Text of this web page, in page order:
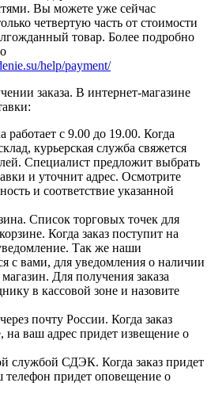
Вы можете уже сейчас
четвертую часть от стоимости
товар. Более подробно
help/payment/
заказа. В интернет-магазине
работает с 9.00 до 19.00. Когда
курьерская служба свяжется
Специалист предложит выбрать
и уточнит адрес. Осмотрите
и соответствие указанной
Список торговых точек для
Когда заказ поступит на
Так же наши
с вами, для уведомления о наличии
Для получения заказа
в кассовой зоне и назовите
почту России. Когда заказ
на ваш адрес придет извещение о
службой СДЭК. Когда заказ придет
телефон придет оповещение о